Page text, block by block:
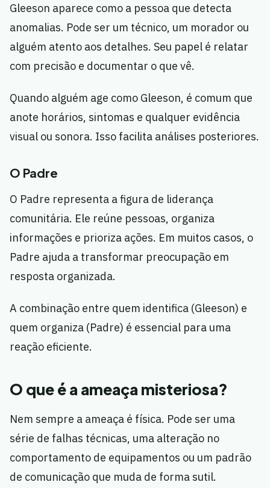
Gleeson aparece como a pessoa que detecta
anomalias. Pode ser um técnico, um morador ou
alguém atento aos detalhes. Seu papel é relatar
com precisão e documentar o que vê.
Quando alguém age como Gleeson, é comum que
anote horários, sintomas e qualquer evidência
visual ou sonora. Isso facilita análises posteriores.
O Padre
O Padre representa a figura de liderança
comunitária. Ele reúne pessoas, organiza
informações e prioriza ações. Em muitos casos, o
Padre ajuda a transformar preocupação em
resposta organizada.
A combinação entre quem identifica (Gleeson) e
quem organiza (Padre) é essencial para uma
reação eficiente.
O que é a ameaça misteriosa?
Nem sempre a ameaça é física. Pode ser uma
série de falhas técnicas, uma alteração no
comportamento de equipamentos ou um padrão
de comunicação que muda de forma sutil.